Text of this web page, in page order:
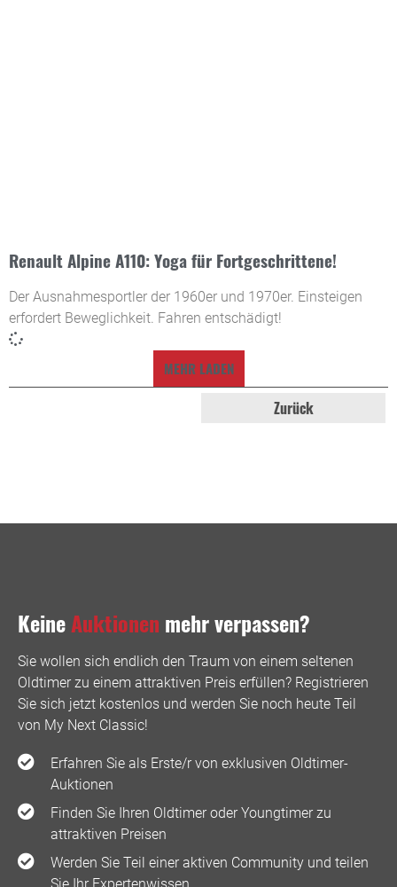
Renault Alpine A110: Yoga für Fortgeschrittene!
Der Ausnahmesportler der 1960er und 1970er. Einsteigen
erfordert Beweglichkeit. Fahren entschädigt!
MEHR LADEN
Zurück
KeineAuktionen mehr verpassen?
Sie wollen sich endlich den Traum von einem seltenen
Oldtimer zu einem attraktiven Preis erfüllen? Registrieren
Sie sich jetzt kostenlos und werden Sie noch heute Teil
von My Next Classic! ️
Erfahren Sie als Erste/r von exklusiven Oldtimer-
Auktionen
Finden Sie Ihren Oldtimer oder Youngtimer zu
attraktiven Preisen
Werden Sie Teil einer aktiven Community und teilen